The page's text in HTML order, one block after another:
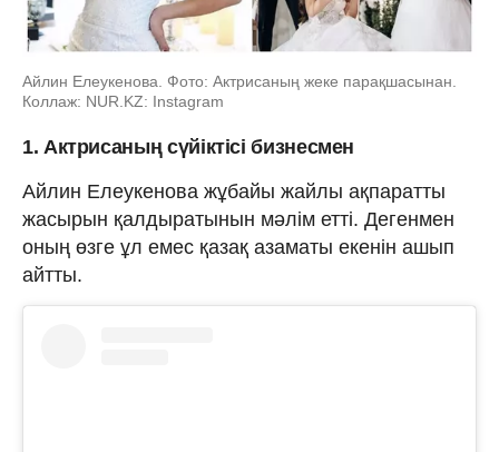
Айлин Елеукенова. Фото: Актрисаның жеке парақшасынан.
Коллаж: NUR.KZ: Instagram
1. Актрисаның сүйіктісі бизнесмен
Айлин Елеукенова жұбайы жайлы ақпаратты
жасырын қалдыратынын мәлім етті. Дегенмен
оның өзге ұл емес қазақ азаматы екенін ашып
айтты.